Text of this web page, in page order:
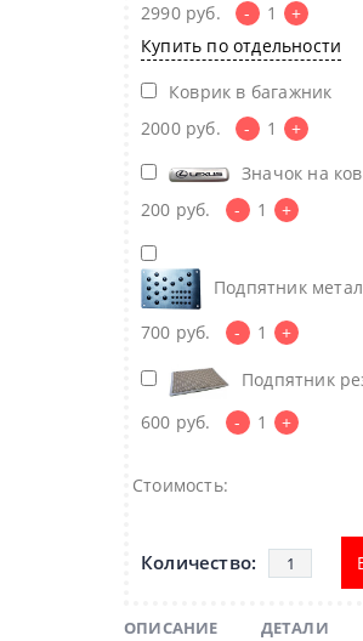
2990 руб. - 1
+
Купить по отдельности
Коврик в багажник
2000 руб. - 1
+
Значок на
200 руб. - 1 +
Подпятник
700 руб. - 1 +
Подпятник
600 руб. - 1 +
Стоимость:
ОПИСАНИЕ ДЕТАЛИ